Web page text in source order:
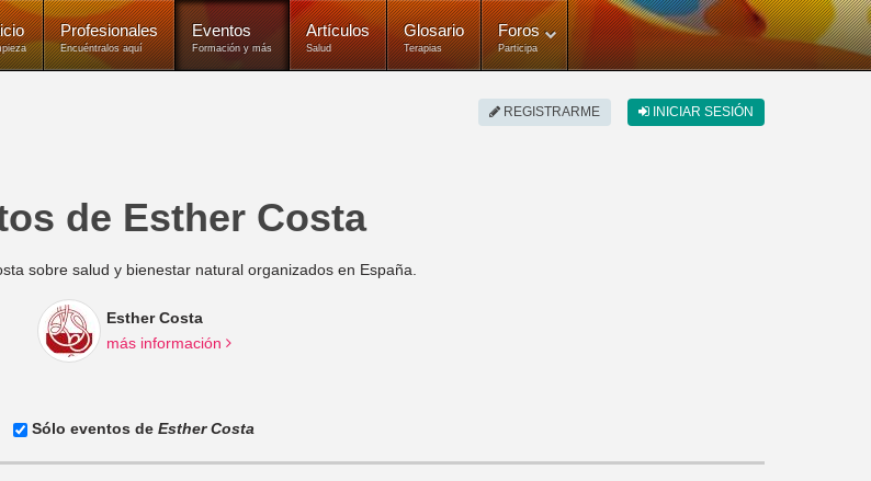
Profesionales
Encuéntralos aquí
Eventos
Formación y más
Artículos
Salud
Glosario
Terapias
Foros
Participa
REGISTRARME INICIAR SESIÓN
de Esther Costa
sobre salud y bienestar natural organizados en España.
Esther Costa
más información
Sólo eventos de Esther Costa